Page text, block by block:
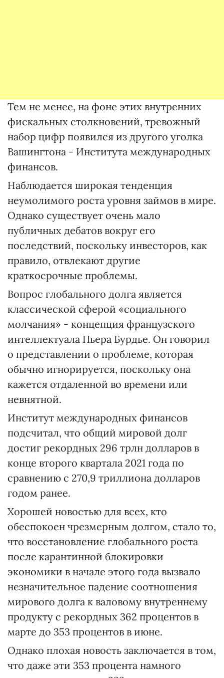
Тем не менее, на фоне этих внутренних
фискальных столкновений, тревожный
набор цифр появился из другого уголка
Вашингтона - Института международных
финансов.
Наблюдается широкая тенденция
неумолимого роста уровня займов в мире.
Однако существует очень мало
публичных дебатов вокруг его
последствий, поскольку инвесторов, как
правило, отвлекают другие
краткосрочные проблемы.
Вопрос глобального долга является
классической сферой «социального
молчания» - концепция французского
интеллектуала Пьера Бурдье. Он говорил
о представлении о проблеме, которая
обычно игнорируется, поскольку она
кажется отдаленной во времени или
невнятной.
Институт международных финансов
подсчитал, что общий мировой долг
достиг рекордных 296 трлн долларов в
конце второго квартала 2021 года по
сравнению с 270,9 триллиона долларов
годом ранее.
Хорошей новостью для всех, кто
обеспокоен чрезмерным долгом, стало то,
что восстановление глобального роста
после карантинной блокировки
экономики в начале этого года вызвало
незначительное падение соотношения
мирового долга к валовому внутреннему
продукту с рекордных 362 процентов в
марте до 353 процентов в июне.
Однако плохая новость заключается в том,
что даже эти 353 процента намного